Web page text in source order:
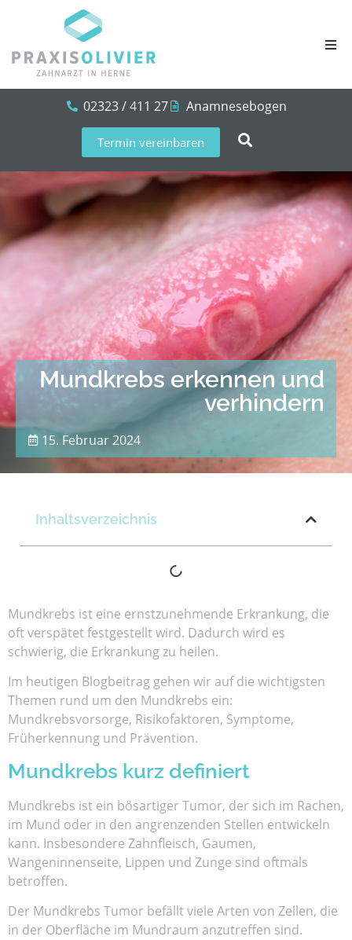
02323 / 411 27 Anamnesebogen
Termin vereinbaren
Mundkrebs erkennen und
verhindern
15. Februar 2024
Mundkrebs ist eine ernstzunehmende Erkrankung, die
oft verspätet festgestellt wird. Dadurch wird es
schwierig, die Erkrankung zu heilen.
Im heutigen Blogbeitrag gehen wir auf die wichtigsten
Themen rund um den Mundkrebs ein:
Mundkrebsvorsorge, Risikofaktoren, Symptome,
Früherkennung und Prävention.
Mundkrebs kurz definiert
Mundkrebs ist ein bösartiger Tumor, der sich im Rachen,
im Mund oder in den angrenzenden Stellen entwickeln
kann. Insbesondere Zahnfleisch, Gaumen,
Wangeninnenseite, Lippen und Zunge sind oftmals
betroffen.
Der Mundkrebs Tumor befällt viele Arten von Zellen, die
in der Oberfläche im Mundraum anzutreffen sind.
Inhaltsverzeichnis